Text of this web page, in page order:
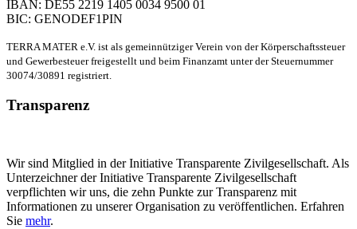
IBAN: DE55 2219 1405 0034 9500 01
BIC: GENODEF1PIN
TERRA MATER e.V. ist als gemeinnütziger Verein von der Körperschaftssteuer
und Gewerbesteuer freigestellt und beim Finanzamt unter der Steuernummer
30074/30891 registriert.
Transparenz
Wir sind Mitglied in der Initiative Transparente Zivilgesellschaft. Als
Unterzeichner der Initiative Transparente Zivilgesellschaft
verpflichten wir uns, die zehn Punkte zur Transparenz mit
Informationen zu unserer Organisation zu veröffentlichen. Erfahren
Sie mehr.